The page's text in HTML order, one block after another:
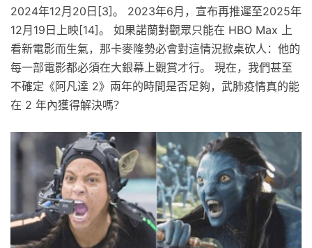
2024年12月20日[3]。 2023年6月，宣布再推遲至2025年
12月19日上映[14]。 如果諾蘭對觀眾只能在 HBO Max 上
看新電影而生氣，那卡麥隆勢必會對這情況掀桌砍人：他的
每一部電影都必須在大銀幕上觀賞才行。 現在，我們甚至
不確定《阿凡達 2》兩年的時間是否足夠，武肺疫情真的能
在 2 年內獲得解決嗎？